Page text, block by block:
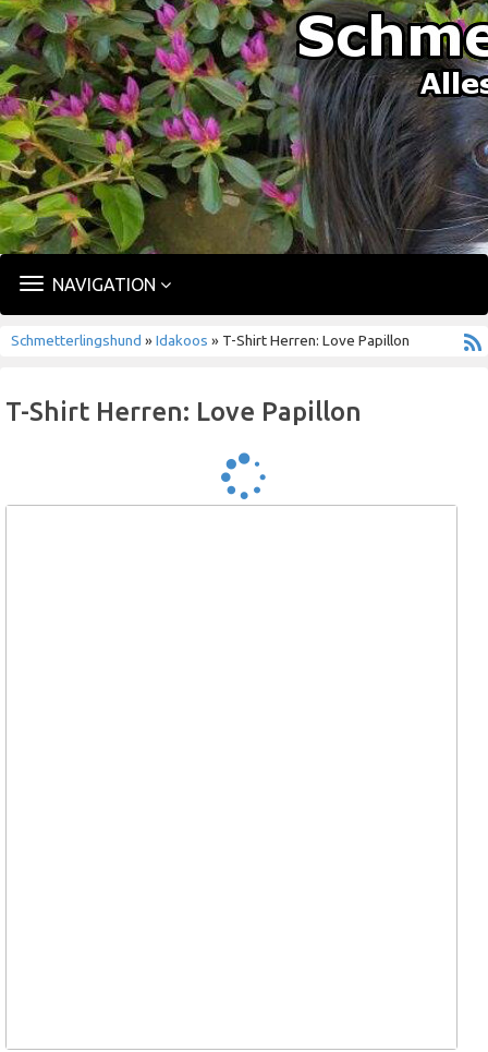
TOGGLE
NAVIGATION
Schmetterlingshund »Idakoos » T-Shirt Herren: Love Papillon
T-Shirt Herren: Love Papillon